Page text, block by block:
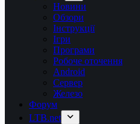
Новини
Обзори
Інструкції
Ігри
Програми
Робоче оточення
Android
Сервер
Железо
Форум
LTB.net